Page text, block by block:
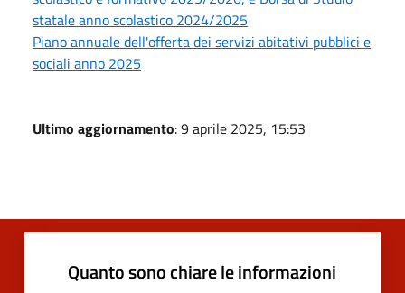
statale anno scolastico 2024/2025
Piano annuale dell'offerta dei servizi abitativi pubblici e
sociali anno 2025
Ultimo aggiornamento: 9 aprile 2025, 15:53
Quanto sono chiare le informazioni